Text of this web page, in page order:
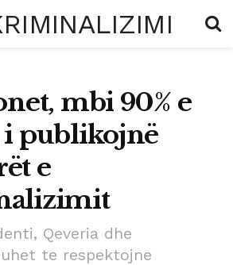
mbi 90% e
publikojnë
e
Qeveria dhe
te respektojne